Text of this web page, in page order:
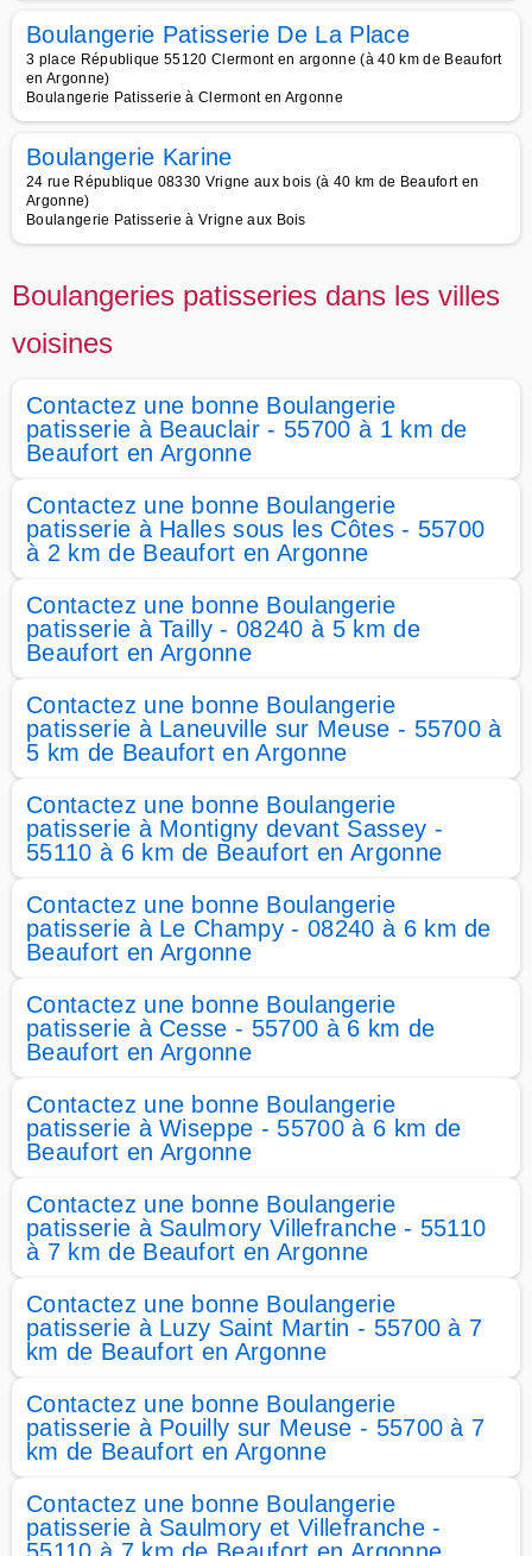
Boulangerie Patisserie De La Place
3 place République 55120 Clermont en argonne (à 40 km de Beaufort
en Argonne)
Boulangerie Patisserie à Clermont en Argonne
Boulangerie Karine
24 rue République 08330 Vrigne aux bois (à 40 km de Beaufort en
Argonne)
Boulangerie Patisserie à Vrigne aux Bois
Boulangeries patisseries dans les villes
voisines
Contactez une bonne Boulangerie
patisserie à Beauclair - 55700 à 1 km de
Beaufort en Argonne
Contactez une bonne Boulangerie
patisserie à Halles sous les Côtes - 55700
à 2 km de Beaufort en Argonne
Contactez une bonne Boulangerie
patisserie à Tailly - 08240 à 5 km de
Beaufort en Argonne
Contactez une bonne Boulangerie
patisserie à Laneuville sur Meuse - 55700 à
5 km de Beaufort en Argonne
Contactez une bonne Boulangerie
patisserie à Montigny devant Sassey -
55110 à 6 km de Beaufort en Argonne
Contactez une bonne Boulangerie
patisserie à Le Champy - 08240 à 6 km de
Beaufort en Argonne
Contactez une bonne Boulangerie
patisserie à Cesse - 55700 à 6 km de
Beaufort en Argonne
Contactez une bonne Boulangerie
patisserie à Wiseppe - 55700 à 6 km de
Beaufort en Argonne
Contactez une bonne Boulangerie
patisserie à Saulmory Villefranche - 55110
à 7 km de Beaufort en Argonne
Contactez une bonne Boulangerie
patisserie à Luzy Saint Martin - 55700 à 7
km de Beaufort en Argonne
Contactez une bonne Boulangerie
patisserie à Pouilly sur Meuse - 55700 à 7
km de Beaufort en Argonne
Contactez une bonne Boulangerie
patisserie à Saulmory et Villefranche -